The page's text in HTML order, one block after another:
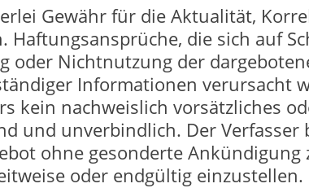
Gewähr für die Aktualität,
die sich auf
oder Nichtnutzung der
Informationen verursacht
kein nachweislich vorsätzliches
und unverbindlich. Der Verfasser
ohne gesonderte Ankündigung
oder endgültig einzustellen.